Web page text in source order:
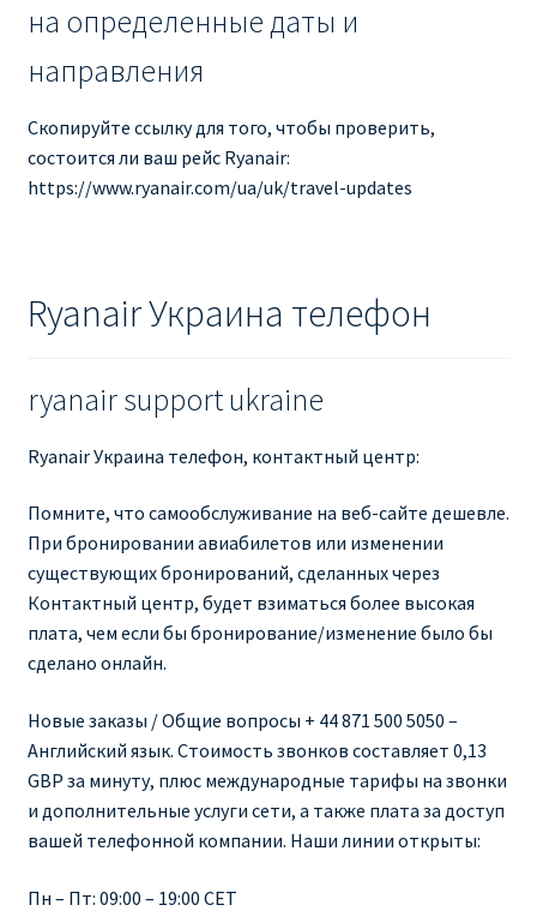
на определенные даты и
направления
Скопируйте ссылку для того, чтобы проверить,
состоится ли ваш рейс Ryanair:
https://www.ryanair.com/ua/uk/travel-updates
Ryanair Украина телефон
ryanair support ukraine
Ryanair Украина телефон, контактный центр:
Помните, что самообслуживание на веб-сайте дешевле.
При бронировании авиабилетов или изменении
существующих бронирований, сделанных через
Контактный центр, будет взиматься более высокая
плата, чем если бы бронирование/изменение было бы
сделано онлайн.
Новые заказы / Общие вопросы + 44 871 500 5050 –
Английский язык. Стоимость звонков составляет 0,13
GBP за минуту, плюс международные тарифы на звонки
и дополнительные услуги сети, а также плата за доступ
вашей телефонной компании. Наши линии открыты:
Пн – Пт: 09:00 – 19:00 CET